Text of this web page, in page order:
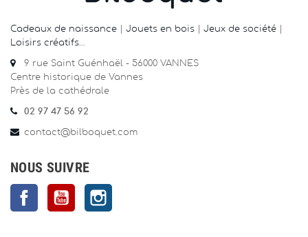
Cadeaux de naissance Jouets en bois Jeux de société
Loisirs créatifs…
9 rue Saint Guénhaël - 56000 VANNES
Centre historique de Vannes
Près de la cathédrale
02 97 47 56 92
contact@bilboquet.com
NOUS SUIVRE
FacebookYouTube